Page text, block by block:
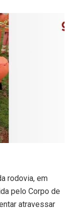
rodovia, em
pelo Corpo de
atravessar